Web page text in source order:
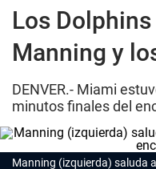
Los
Manning y
DENVER.- Miami
minutos finales del
Manning (izquierda) saluda